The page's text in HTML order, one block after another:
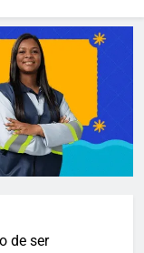
de ser